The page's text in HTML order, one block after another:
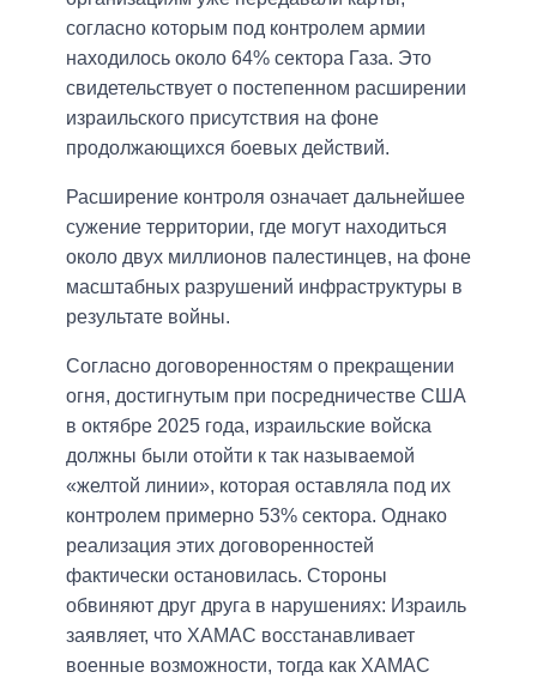
согласно которым под контролем армии
находилось около 64% сектора Газа. Это
свидетельствует о постепенном расширении
израильского присутствия на фоне
продолжающихся боевых действий.
Расширение контроля означает дальнейшее
сужение территории, где могут находиться
около двух миллионов палестинцев, на фоне
масштабных разрушений инфраструктуры в
результате войны.
Согласно договоренностям о прекращении
огня, достигнутым при посредничестве США
в октябре 2025 года, израильские войска
должны были отойти к так называемой
«желтой линии», которая оставляла под их
контролем примерно 53% сектора. Однако
реализация этих договоренностей
фактически остановилась. Стороны
обвиняют друг друга в нарушениях: Израиль
заявляет, что ХАМАС восстанавливает
военные возможности, тогда как ХАМАС